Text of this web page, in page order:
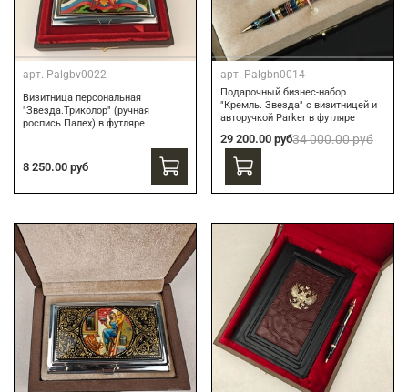
арт. Palgbv0022
Визитница персональная
"Звезда.Триколор" (ручная
роспись Палех) в футляре
8 250.00 руб
арт. Palgbn0014
Подарочный бизнес-набор
"Кремль. Звезда" с визитницей и
авторучкой Parker в футляре
29 200.00 руб34 000.00 руб